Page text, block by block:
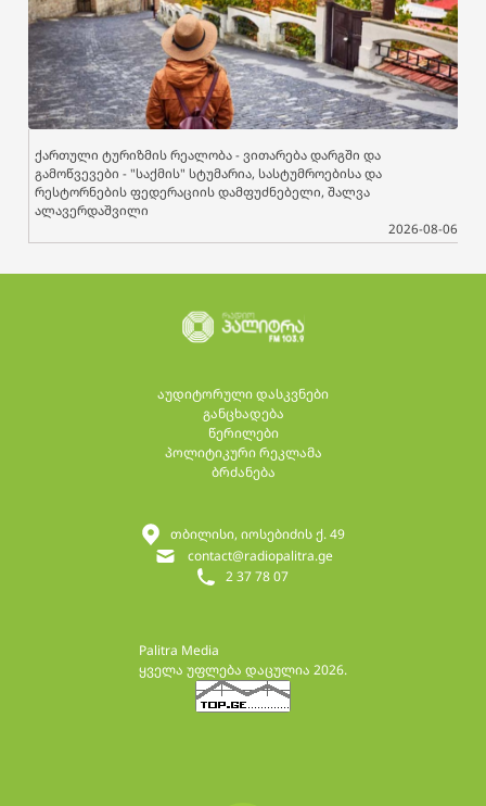
ქართული ტურიზმის რეალობა - ვითარება დარგში და
გამოწვევები - "საქმის" სტუმარია, სასტუმროებისა და
რესტორნების ფედერაციის დამფუძნებელი, შალვა
ალავერდაშვილი
2026-08-06
აუდიტორული დასკვნები
განცხადება
წერილები
პოლიტიკური რეკლამა
ბრძანება
Palitra Media
ყველა უფლება დაცულია 2026.
2 37 78 07
contact@radiopalitra.ge
თბილისი, იოსებიძის ქ. 49